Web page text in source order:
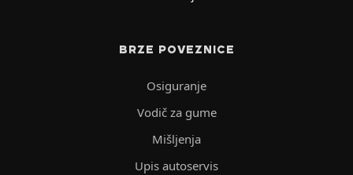
BRZE POVEZNICE
Osiguranje
Vodič za gume
Mišljenja
Upis autoservis